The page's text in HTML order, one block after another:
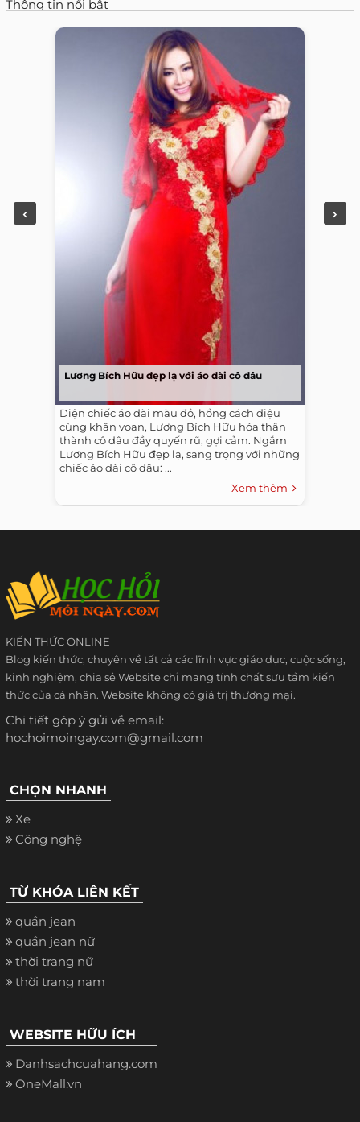
Thông tin nổi bật
Lương Bích Hữu đẹp lạ với áo dài cô dâu
Diện chiếc áo dài màu đỏ, hồng cách điệu
cùng khăn voan, Lương Bích Hữu hóa thân
thành cô dâu đầy quyến rũ, gợi cảm. Ngắm
Lương Bích Hữu đẹp lạ, sang trọng với những
chiếc áo dài cô dâu: ...
Xem thêm
KIẾN THỨC ONLINE
Blog kiến thức, chuyên về tất cả các lĩnh vực giáo dục, cuộc sống,
kinh nghiệm, chia sẻ Website chỉ mang tính chất sưu tầm kiến
thức của cá nhân. Website không có giá trị thương mại.
Chi tiết góp ý gửi về email:
hochoimoingay.com@gmail.com
CHỌN NHANH
Xe
Công nghệ
TỪ KHÓA LIÊN KẾT
quần jean
quần jean nữ
thời trang nữ
thời trang nam
WEBSITE HỮU ÍCH
Danhsachcuahang.com
OneMall.vn